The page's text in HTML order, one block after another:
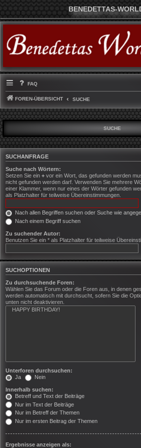
BENEDETTAS-
FAQ
FOREN-ÜBERSICHT SUCHE
SUCHE
SUCHANFRAGE
Suche nach Wörtern:
Setzen Sie ein + vor ein Wort, das gefunden werden
nicht gefunden werden darf. Verwenden Sie mehrere
einer Klammer, wenn nur eines der Wörter gefunden
als Platzhalter für teilweise Übereinstimmungen.
Nach allen Begriffen suchen oder Suche wie
Nach einem Begriff suchen
Zu suchender Autor:
Benutzen Sie ein * als Platzhalter für teilweise
SUCHOPTIONEN
Zu durchsuchende Foren:
Wählen Sie das Forum oder die Foren aus, in denen
werden automatisch mit durchsucht, sofern Sie die
unten nicht deaktivieren.
Unterforen durchsuchen:
Ja
Nein
Innerhalb suchen:
Betreff und Text der Beiträge
Nur im Text der Beiträge
Nur im Betreff der Themen
Nur im ersten Beitrag der Themen
Ergebnisse anzeigen als: